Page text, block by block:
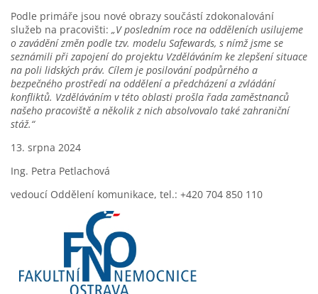
Podle primáře jsou nové obrazy součástí zdokonalování
služeb na pracovišti: „V posledním roce na odděleních usilujeme
o zavádění změn podle tzv. modelu Safewards, s nímž jsme se
seznámili při zapojení do projektu Vzděláváním ke zlepšení situace
na poli lidských práv. Cílem je posilování podpůrného a
bezpečného prostředí na oddělení a předcházení a zvládání
konfliktů. Vzděláváním v této oblasti prošla řada zaměstnanců
našeho pracoviště a několik z nich absolvovalo také zahraniční
stáž.“
13. srpna 2024
Ing. Petra Petlachová
vedoucí Oddělení komunikace, tel.: +420 704 850 110